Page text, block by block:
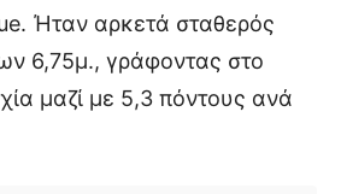
Ήταν αρκετά σταθερός
6,75μ., γράφοντας στο
μαζί με 5,3 πόντους ανά